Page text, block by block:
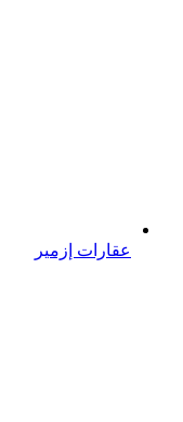
عقارات إزمير